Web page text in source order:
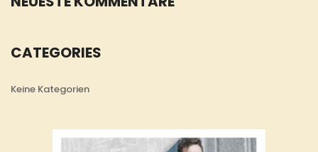
CATEGORIES
Keine Kategorien